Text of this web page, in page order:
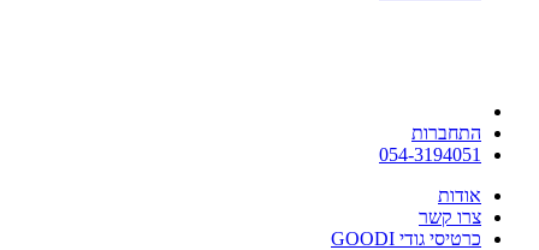
התחברות
054-3194051
אודות
צרו קשר
כרטיסי גודי GOODI